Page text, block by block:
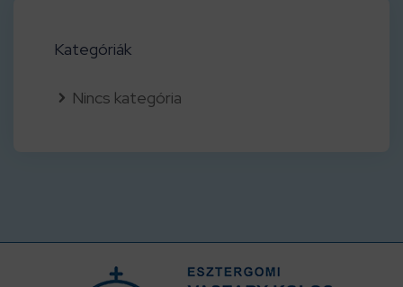
Kategóriák
Nincs kategória